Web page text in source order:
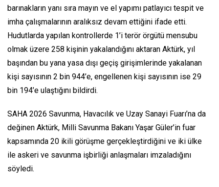
barınakların yanı sıra mayın ve el yapımı patlayıcı tespit ve
imha çalışmalarının aralıksız devam ettiğini ifade etti.
Hudutlarda yapılan kontrollerde 1’i terör örgütü mensubu
olmak üzere 258 kişinin yakalandığını aktaran Aktürk, yıl
başından bu yana yasa dışı geçiş girişimlerinde yakalanan
kişi sayısının 2 bin 944’e, engellenen kişi sayısının ise 29
bin 194’e ulaştığını bildirdi.
SAHA 2026 Savunma, Havacılık ve Uzay Sanayi Fuarı’na da
değinen Aktürk, Milli Savunma Bakanı Yaşar Güler’in fuar
kapsamında 20 ikili görüşme gerçekleştirdiğini ve iki ülke
ile askeri ve savunma işbirliği anlaşmaları imzaladığını
söyledi.